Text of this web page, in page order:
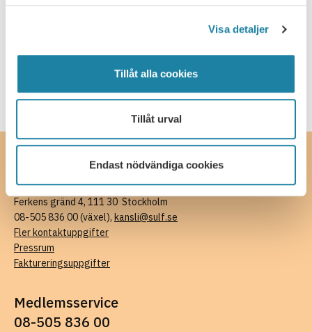
Visa detaljer
Tillåt alla cookies
Tillåt urval
Endast nödvändiga cookies
Webbsändning
Kontakta oss
SULF, Sveriges universitetslärare och forskare
Ferkens gränd 4, 111 30 Stockholm
08-505 836 00 (växel), kansli@sulf.se
Fler kontaktuppgifter
Pressrum
Faktureringsuppgifter
Medlemsservice
08-505 836 00